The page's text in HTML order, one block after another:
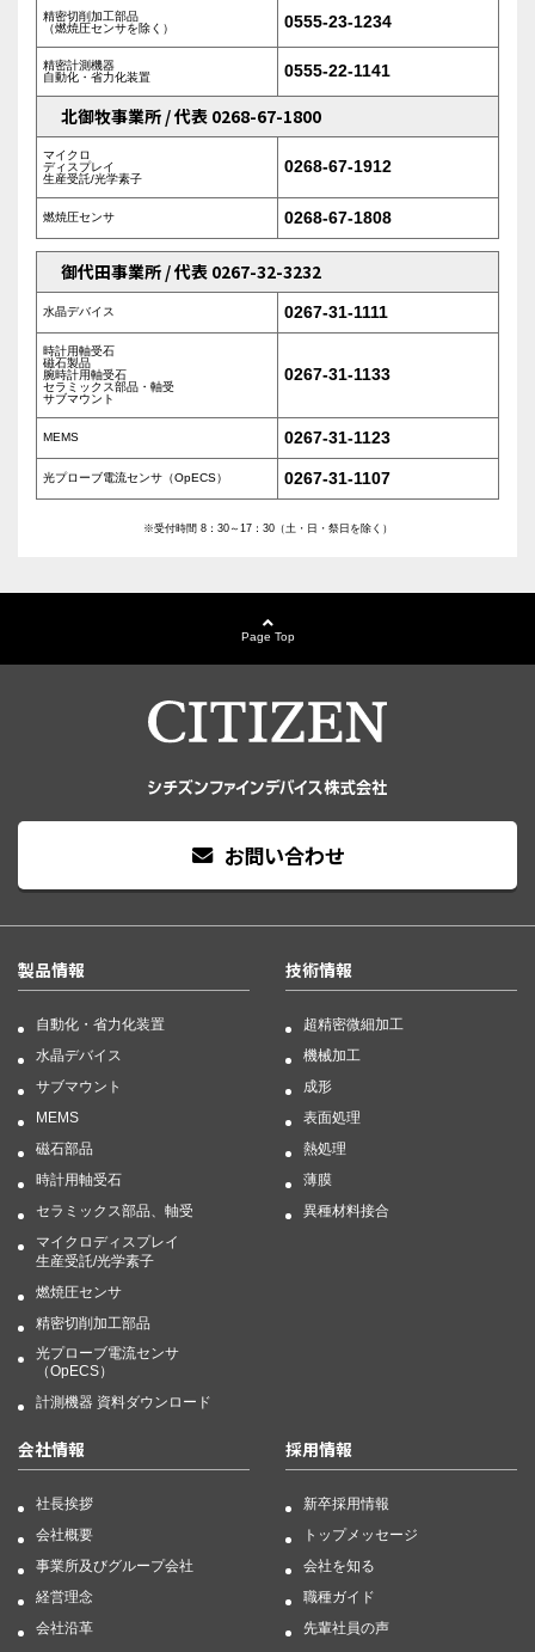
精密切削加工部品
（燃焼圧センサを除く）
0555-23-1234
精密計測機器
自動化・省力化装置
0555-22-1141
北御牧事業所 / 代表 0268-67-1800
マイクロ
ディスプレイ
生産受託/光学素子
0268-67-1912
燃焼圧センサ 0268-67-1808
御代田事業所 / 代表 0267-32-3232
水晶デバイス 0267-31-1111
時計用軸受石
磁石製品
腕時計用軸受石
セラミックス部品・軸受
サブマウント
0267-31-1133
MEMS 0267-31-1123
光プローブ電流センサ（OpECS） 0267-31-1107
※受付時間 8：30～17：30（土・日・祭日を除く）
Page Top
お問い合わせ
製品情報
自動化・省力化装置
水晶デバイス
サブマウント
MEMS
磁石部品
時計用軸受石
セラミックス部品、軸受
マイクロディスプレイ
生産受託/光学素子
燃焼圧センサ
精密切削加工部品
光プローブ電流センサ
（OpECS）
計測機器 資料ダウンロード
技術情報
超精密微細加工
機械加工
成形
表面処理
熱処理
薄膜
異種材料接合
会社情報
社長挨拶
会社概要
事業所及びグループ会社
経営理念
会社沿革
採用情報
新卒採用情報
トップメッセージ
会社を知る
職種ガイド
先輩社員の声